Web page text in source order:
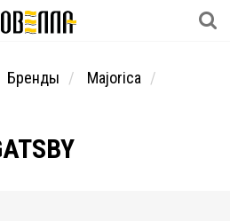
Бренды
Majorica